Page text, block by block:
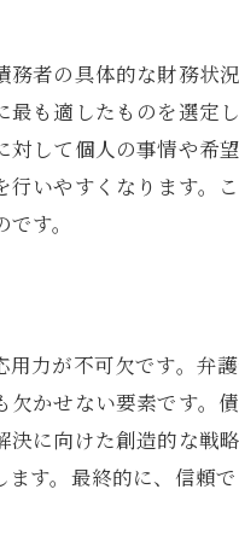
者の具体的な財務状
も適したものを選定
して個人の事情や希
いやすくなります。
す。
力が不可欠です。弁
かせない要素です。
に向けた創造的な戦
す。最終的に、信頼